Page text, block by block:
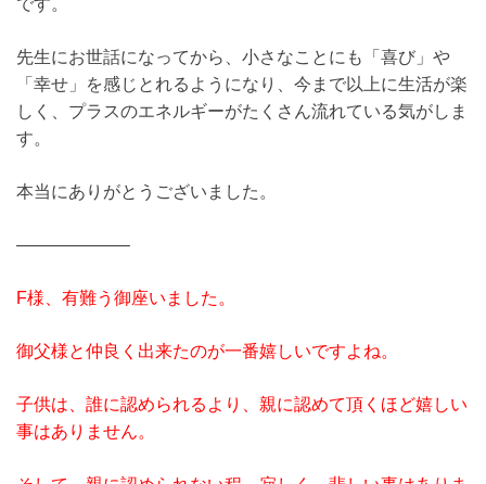
です。
先生にお世話になってから、小さなことにも「喜び」や
「幸せ」を感じとれるようになり、今まで以上に生活が楽
しく、プラスのエネルギーがたくさん流れている気がしま
す。
本当にありがとうございました。
——————–
F様、有難う御座いました。
御父様と仲良く出来たのが一番嬉しいですよね。
子供は、誰に認められるより、親に認めて頂くほど嬉しい
事はありません。